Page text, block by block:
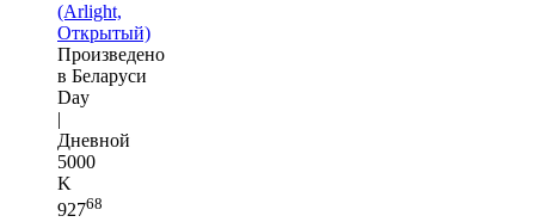
(Arlight,
Открытый)
Произведено
в Беларуси
Day
|
Дневной
5000
K
92768